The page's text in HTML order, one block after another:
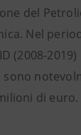
del
Nel
(2008-
sono
di euro.